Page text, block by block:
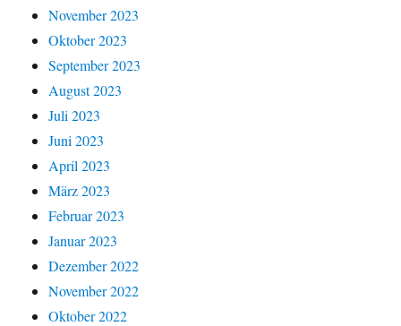
November 2023
Oktober 2023
September 2023
August 2023
Juli 2023
Juni 2023
April 2023
März 2023
Februar 2023
Januar 2023
Dezember 2022
November 2022
Oktober 2022